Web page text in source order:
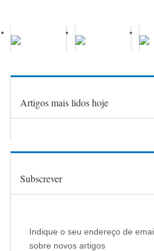
Artigos mais lidos hoje
Subscrever
Indique o seu endereço de
sobre novos artigos